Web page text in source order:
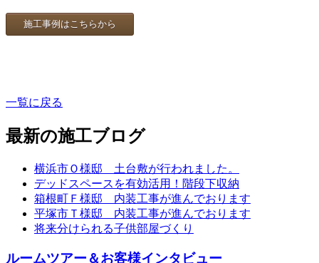
施工事例はこちらから
一覧に戻る
最新の施工ブログ
横浜市Ｏ様邸 土台敷が行われました。
デッドスペースを有効活用！階段下収納
箱根町Ｆ様邸 内装工事が進んでおります
平塚市Ｔ様邸 内装工事が進んでおります
将来分けられる子供部屋づくり
ルームツアー＆お客様インタビュー